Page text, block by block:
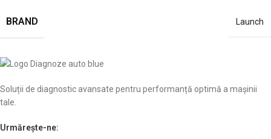
BRAND Launch
Soluții de diagnostic avansate pentru performanță optimă a mașinii
tale.
Urmărește-ne: